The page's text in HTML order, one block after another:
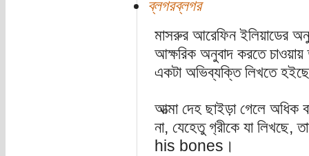
ব্লগরব্লগর
মাসরুর আরেফিন ইলিয়াডের
আক্ষরিক অনুবাদ করতে
একটা অভিব্যক্তি লিখতে
আত্মা দেহ ছাইড়া গেলে অধিক
না, যেহেতু গ‍্রীকে যা
his bones।